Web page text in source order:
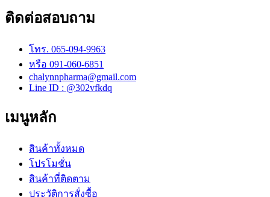
ติดต่อสอบถาม
โทร. 065-094-9963
หรือ 091-060-6851
chalynnpharma@gmail.com
Line ID : @302vfkdq
เมนูหลัก
สินค้าทั้งหมด
โปรโมชั่น
สินค้าที่ติดตาม
ประวัติการสั่งซื้อ